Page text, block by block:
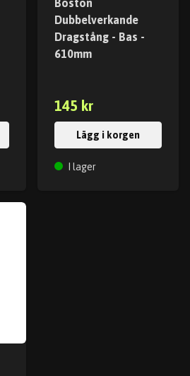
Boston
Dubbelverkande
Dragstång - Bas -
610mm
145 kr
Lägg i korgen
I lager